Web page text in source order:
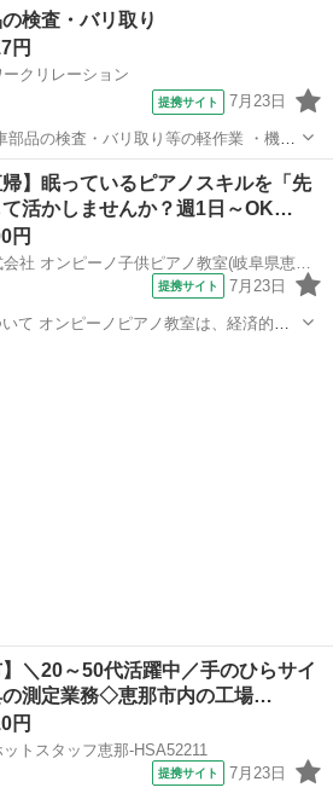
検査・バリ取り
円
クリレーション
提携サイト 7月23日
査 ・バリ取り エアツールを使って製品に
汚れをキレイに整える作業 ※かんたんな
帰】眠っているピアノスキルを「先
活かしませんか？週1日～OK…
円
シアー株式会社 オンピーノ子供ピアノ教室(岐阜県恵那市)
提携サイト 7月23日
て オンピーノピアノ教室は、経済的な
】＼20～50代活躍中／手のひらサイ
の測定業務◇恵那市内の工場…
円
トスタッフ恵那-HSA52211
提携サイト 7月23日